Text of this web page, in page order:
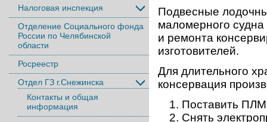
Налоговая инспекция
Отделение Социального фонда
России по Челябинской
области
Росреестр
Отдел ГЗ г.Снежинска
Контакты и общая
информация
Подвесные
маломерного
и ремонта
изготовителей.
Для длительного
консервация
Поставить
Снять